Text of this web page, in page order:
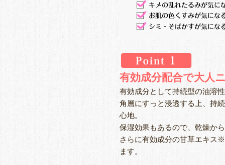
有効成分配合で大人
有効成分として持続型の油溶
角層にすっと浸透する上、持
心地。
保湿効果もあるので、乾燥か
さらに有効成分の甘草エキス
ます。